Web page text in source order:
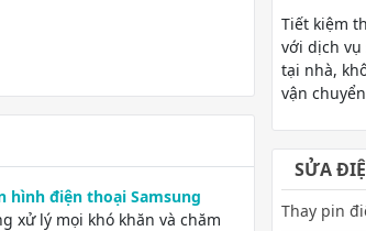
hình điện thoại Samsung
xử lý mọi khó khăn và chăm
Tiết kiệm
với dịch
tại nhà,
vận chuyển
SỬA
Thay pin